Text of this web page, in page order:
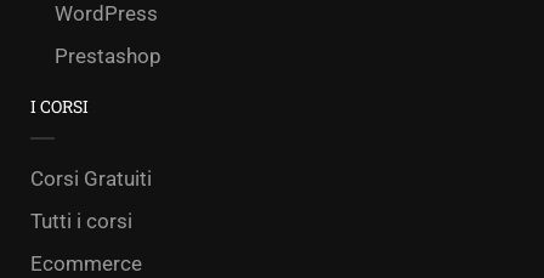
WordPress
Prestashop
I CORSI
Corsi Gratuiti
Tutti i corsi
Ecommerce